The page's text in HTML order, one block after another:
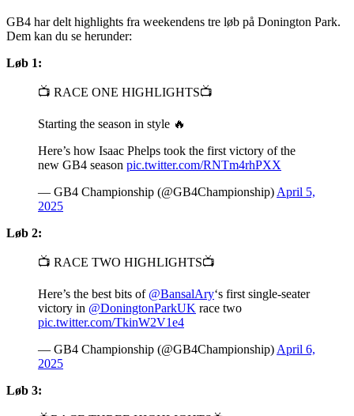
GB4 har delt highlights fra weekendens tre løb på Donington Park.
Dem kan du se herunder:
Løb 1:
📺 RACE ONE HIGHLIGHTS📺
Starting the season in style 🔥
Here’s how Isaac Phelps took the first victory of the
new GB4 season pic.twitter.com/RNTm4rhPXX
— GB4 Championship (@GB4Championship)April 5,
2025
Løb 2:
📺 RACE TWO HIGHLIGHTS📺
Here’s the best bits of @BansalAry‘s first single-seater
victory in @DoningtonParkUK race two
pic.twitter.com/TkinW2V1e4
— GB4 Championship (@GB4Championship)April 6,
2025
Løb 3: